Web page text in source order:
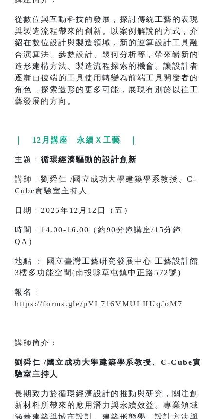
從數位與互動科技的發展，探討傳統工藝的表現
與製造流程帶來的創新。以案例解說的方式，介
紹在數位設計與製造領域，新的運算設計工具融
合演算法、參數設計、幾何分析等，帶來嶄新的
造形建構方法、製造流程探索的機會。讓設計者
逐漸由後端的工具使用轉變為前端工具開發者的
角色，探索造形的更多可能，展現有別於以往工
藝發展的方向。
｜ 12月講座 永續Ｘ工藝 ｜
主題： 循環經濟驅動的設計創新
講師：劉舜仁 /國立成功大學建築學系教授、C-
Cube實驗室主持人
日期：2025年12月12日（五）
時間：14:00-16:00（約90分鐘講座/15分鐘
QA）
地點 : 國立臺灣工藝研究發展中心 工藝設計館
3樓多功能空間(南投縣草屯鎮中正路572號)
報名 :
https://forms.gle/pVL716VMULHUqJoM7
講師簡介：
劉舜仁 /國立成功大學建築學系教授、C-Cube實
驗室主持人
長期致力於循環經濟設計的推動與研究，關注創
新材料所帶來的應用潛力與永續效益。專業領域
涵蓋建築與城市設計、建築形態學、設計方法與